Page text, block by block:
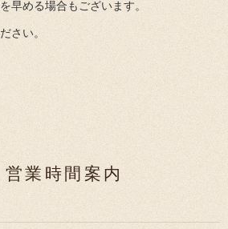
早める場合もございます。
さい。
業時間案内